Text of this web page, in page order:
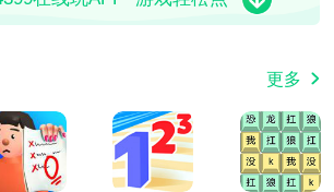
更多